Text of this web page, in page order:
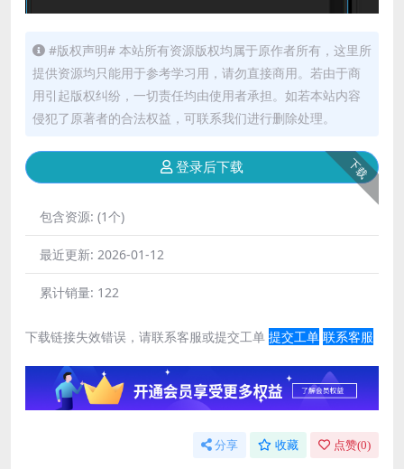
#版权声明# 本站所有资源版权均属于原作者所有，这里所
提供资源均只能用于参考学习用，请勿直接商用。若由于商
用引起版权纠纷，一切责任均由使用者承担。如若本站内容
侵犯了原著者的合法权益，可联系我们进行删除处理。
下载
登录后下载
包含资源: (1个)
最近更新: 2026-01-12
累计销量: 122
下载链接失效错误，请联系客服或提交工单 提交工单 联系客服
分享 收藏 点赞(0)